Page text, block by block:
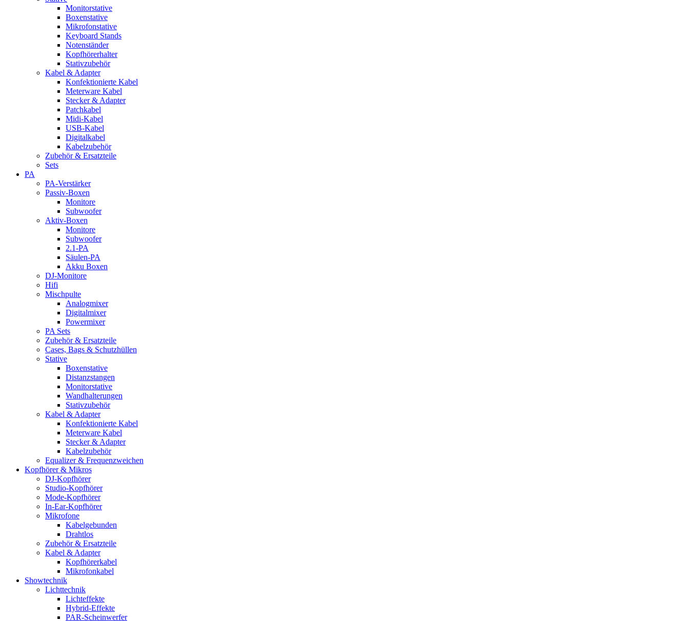
Monitorstative
Boxenstative
Mikrofonstative
Keyboard Stands
Notenständer
Kopfhörerhalter
Stativzubehör
Kabel & Adapter
Konfektionierte Kabel
Meterware Kabel
Stecker & Adapter
Patchkabel
Midi-Kabel
USB-Kabel
Digitalkabel
Kabelzubehör
Zubehör & Ersatzteile
Sets
PA
PA-Verstärker
Passiv-Boxen
Monitore
Subwoofer
Aktiv-Boxen
Monitore
Subwoofer
2.1-PA
Säulen-PA
Akku Boxen
DJ-Monitore
Hifi
Mischpulte
Analogmixer
Digitalmixer
Powermixer
PA Sets
Zubehör & Ersatzteile
Cases, Bags & Schutzhüllen
Stative
Boxenstative
Distanzstangen
Monitorstative
Wandhalterungen
Stativzubehör
Kabel & Adapter
Konfektionierte Kabel
Meterware Kabel
Stecker & Adapter
Kabelzubehör
Equalizer & Frequenzweichen
Kopfhörer & Mikros
DJ-Kopfhörer
Studio-Kopfhörer
Mode-Kopfhörer
In-Ear-Kopfhörer
Mikrofone
Kabelgebunden
Drahtlos
Zubehör & Ersatzteile
Kabel & Adapter
Kopfhörerkabel
Mikrofonkabel
Showtechnik
Lichttechnik
Lichteffekte
Hybrid-Effekte
PAR-Scheinwerfer